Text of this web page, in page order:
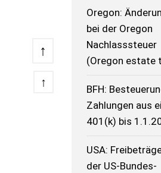
↑
↑
Oregon:
bei der Oregon
Nachlasssteuer
(Oregon estate
BFH:
Zahlungen aus
401(k) bis
USA:
der US-Bundes-